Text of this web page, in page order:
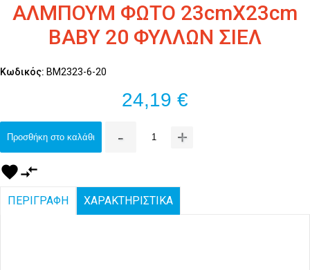
ΑΛΜΠΟΥΜ ΦΩΤΟ 23cmΧ23cm
BABY 20 ΦΥΛΛΩΝ ΣΙΕΛ
Κωδικός: ΒΜ2323-6-20
24,19 €
Προσθήκη στο καλάθι - +
favoritecompare_arrows
ΠΕΡΙΓΡΑΦΗ ΧΑΡΑΚΤΗΡΙΣΤΙΚΑ